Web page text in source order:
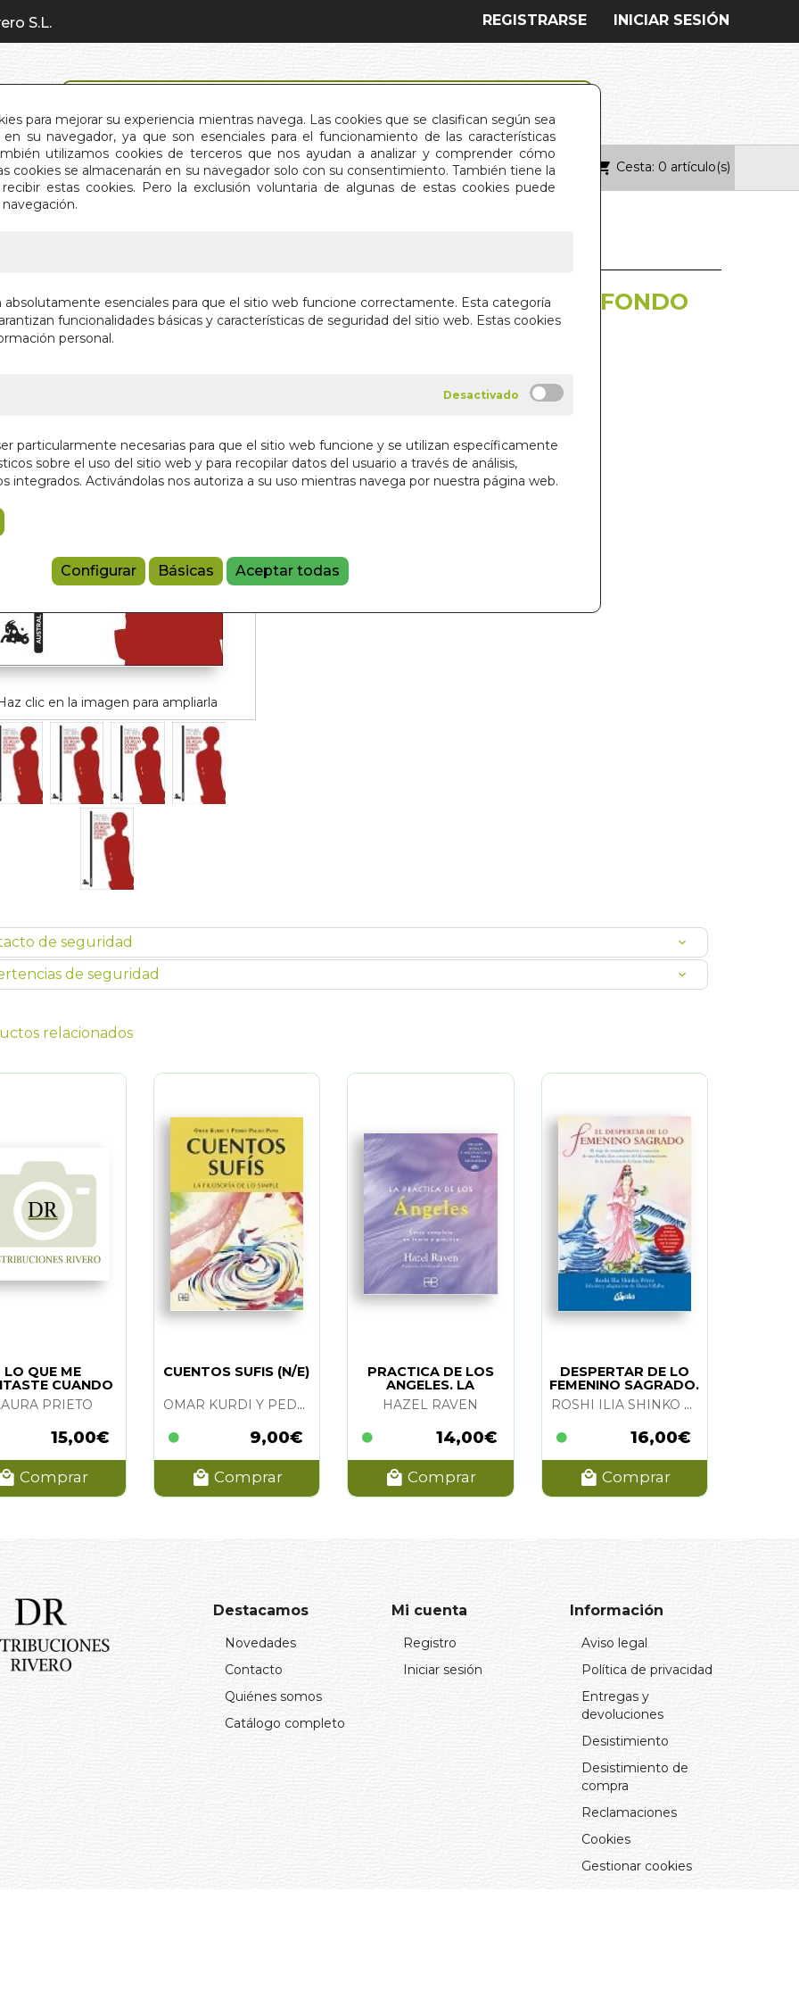
para mejorar su experiencia mientras navega. Las cookies que se clasifican según sea
su navegador, ya que son esenciales para el funcionamiento de las características
utilizamos cookies de terceros que nos ayudan a analizar y comprender cómo
cookies se almacenarán en su navegador solo con su consentimiento. También tiene la
estas cookies. Pero la exclusión voluntaria de algunas de estas cookies puede
absolutamente esenciales para que el sitio web funcione correctamente. Esta categoría
funcionalidades básicas y características de seguridad del sitio web. Estas cookies
personal.
particularmente necesarias para que el sitio web funcione y se utilizan específicamente
sobre el uso del sitio web y para recopilar datos del usuario a través de análisis,
integrados. Activándolas nos autoriza a su uso mientras navega por nuestra página web.
Configurar Básicas Aceptar todas
S.L. INICIAR SESIÓN
REGISTRARSE
INICIO QUIÉNES SOMOS CONTACTO Cesta: 0 artículo(s)
clic en la imagen para ampliarla
SEÑORA DE ROJO SOBRE FONDO
GRIS
10,95 €
Añadir a la cesta
de seguridad
de seguridad
relacionados
LO QUE ME
CUANDO
HABIAS IDO
PRIETO
15,00€
Comprar
CUENTOS SUFIS (N/E)
OMAR KURDI Y PEDRO PALAO PONS
9,00€
Comprar
PRACTICA DE LOS
ANGELES. LA
HAZEL RAVEN
14,00€
Comprar
DESPERTAR DE LO
FEMENINO SAGRADO.
EL
ROSHI ILIA SHINKO PEREZ
16,00€
Comprar
Destacamos
Novedades
Contacto
Quiénes somos
Catálogo completo
Mi cuenta
Registro
Iniciar sesión
Información
Aviso legal
Política de privacidad
Entregas y
devoluciones
Desistimiento
Desistimiento de
compra
Reclamaciones
Cookies
Gestionar cookies